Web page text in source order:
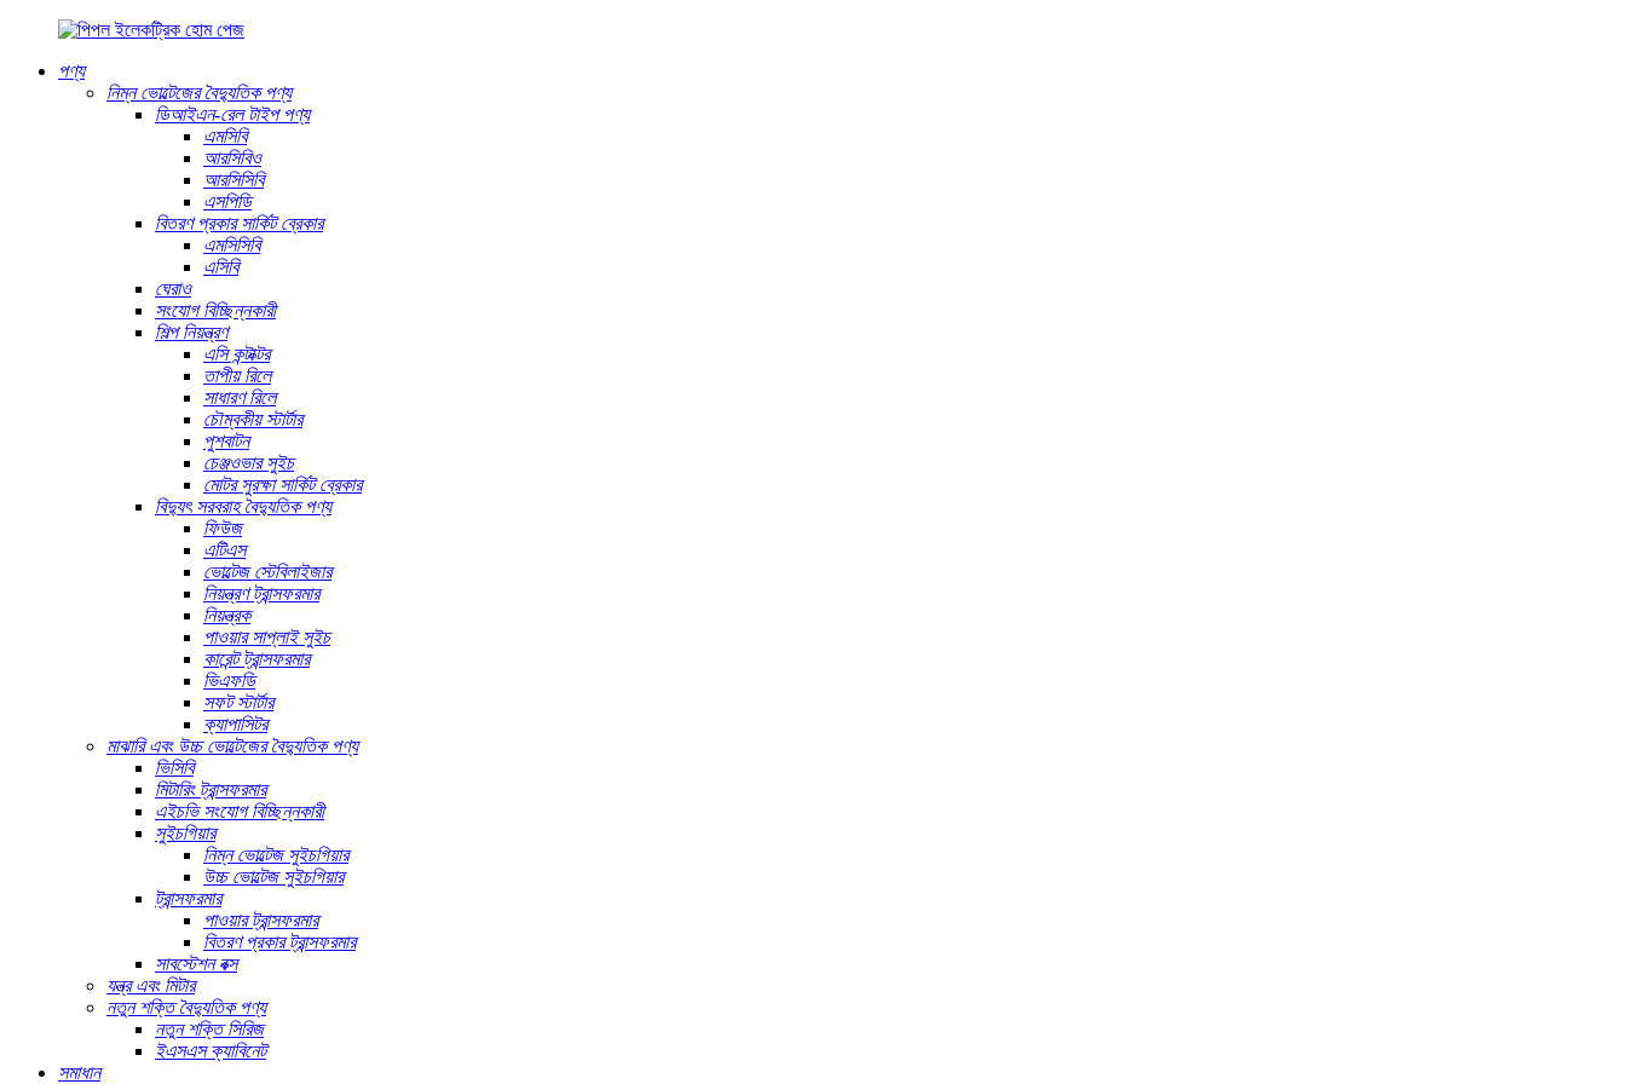
পণ্য
নিম্ন ভোল্টেজের বৈদ্যুতিক পণ্য
ডিআইএন-রেল টাইপ পণ্য
এমসিবি
আরসিবিও
আরসিসিবি
এসপিডি
বিতরণ প্রকার সার্কিট ব্রেকার
এমসিসিবি
এসিবি
ঘেরাও
সংযোগ বিচ্ছিন্নকারী
শিল্প নিয়ন্ত্রণ
এসি কন্টাক্টর
তাপীয় রিলে
সাধারণ রিলে
চৌম্বকীয় স্টার্টার
পুশবাটন
চেঞ্জওভার সুইচ
মোটর সুরক্ষা সার্কিট ব্রেকার
বিদ্যুৎ সরবরাহ বৈদ্যুতিক পণ্য
ফিউজ
এটিএস
ভোল্টেজ স্টেবিলাইজার
নিয়ন্ত্রণ ট্রান্সফরমার
নিয়ন্ত্রক
পাওয়ার সাপ্লাই সুইচ
কারেন্ট ট্রান্সফরমার
ভিএফডি
সফট স্টার্টার
ক্যাপাসিটর
মাঝারি এবং উচ্চ ভোল্টেজের বৈদ্যুতিক পণ্য
ভিসিবি
মিটারিং ট্রান্সফরমার
এইচভি সংযোগ বিচ্ছিন্নকারী
সুইচগিয়ার
নিম্ন ভোল্টেজ সুইচগিয়ার
উচ্চ ভোল্টেজ সুইচগিয়ার
ট্রান্সফরমার
পাওয়ার ট্রান্সফরমার
বিতরণ প্রকার ট্রান্সফরমার
সাবস্টেশন বক্স
যন্ত্র এবং মিটার
নতুন শক্তি বৈদ্যুতিক পণ্য
নতুন শক্তি সিরিজ
ইএসএস ক্যাবিনেট
সমাধান